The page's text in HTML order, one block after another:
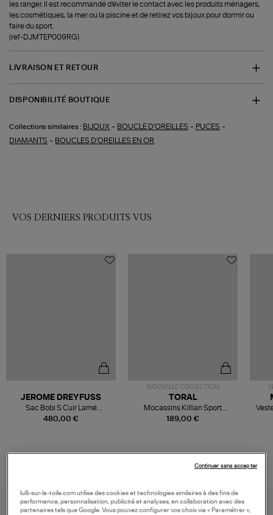
les ranger. Il est recommandé d'éviter le contact avec les produits ménagers,
les cosmétiques, la mer ou la piscine et de retirez vos bijoux pour dormir ou
faire du sport.
(ref-DJMTEP009RG)
LIVRAISON ET RETOUR
DISPONIBILITÉ BOUTIQUE
Collections similaires : BIJOUX - BOUCLE D'OREILLES - PUCES -
DIAMANTS - BOUCLES D'OREILLES EN OR
VOS DERNIERS PRODUITS VUS
480,00 €
JEROME DREYFUSS
Sac Bobi S Cuir Lamé
Champagne
NOUVELLE COLLECTION
189,00 €
TORAL
Mocassins Killian Sport
Mousse
lulli-sur-la-toile.com utilise des cookies et technologies similaires à des fins de
performance, personnalisation, publicité et analyses, en collaboration avec des
partenaires tels que Google. Vous pouvez configurer vos choix via « Paramétrer »,
Continuer sans accepter